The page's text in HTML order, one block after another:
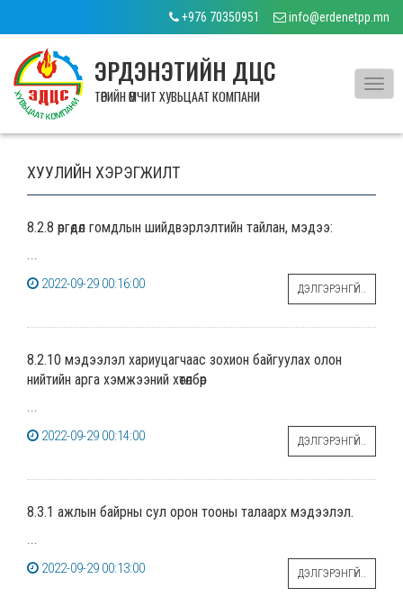
+976 70350951 info@erdenetpp.mn
ЭРДЭНЭТИЙН ДЦС
ТӨРИЙН ӨМЧИТ ХУВЬЦААТ КОМПАНИ
ХУУЛИЙН ХЭРЭГЖИЛТ
8.2.8 өргөдөл гомдлын шийдвэрлэлтийн тайлан, мэдээ:
...
2022-09-29 00:16:00
ДЭЛГЭРЭНГҮЙ..
8.2.10 мэдээлэл хариуцагчаас зохион байгуулах олон
нийтийн арга хэмжээний хөтөлбөр
...
2022-09-29 00:14:00
ДЭЛГЭРЭНГҮЙ..
8.3.1 ажлын байрны сул орон тооны талаарх мэдээлэл.
...
2022-09-29 00:13:00
ДЭЛГЭРЭНГҮЙ..